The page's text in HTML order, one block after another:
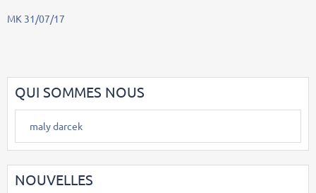
MK 31/07/17
QUI SOMMES NOUS
maly darcek
NOUVELLES